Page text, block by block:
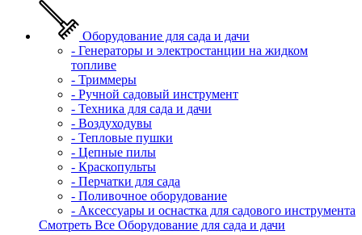
Оборудование для сада и дачи
- Генераторы и электростанции на жидком
топливе
- Триммеры
- Ручной садовый инструмент
- Техника для сада и дачи
- Воздуходувы
- Тепловые пушки
- Цепные пилы
- Краскопульты
- Перчатки для сада
- Поливочное оборудование
- Аксессуары и оснастка для садового инструмента
Смотреть Все Оборудование для сада и дачи